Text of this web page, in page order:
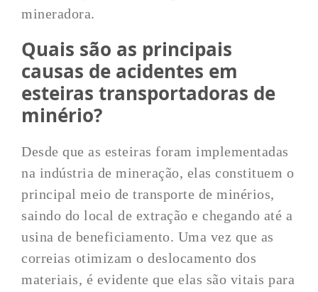
mineradora.
Quais são as principais
causas de acidentes em
esteiras transportadoras de
minério?
Desde que as esteiras foram implementadas
na indústria de mineração, elas constituem o
principal meio de transporte de minérios,
saindo do local de extração e chegando até a
usina de beneficiamento. Uma vez que as
correias otimizam o deslocamento dos
materiais, é evidente que elas são vitais para